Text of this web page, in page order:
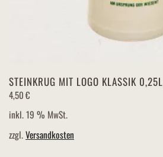
STEINKRUG MIT LOGO KLASSIK 0,25L
4,50€
inkl. 19 % MwSt.
zzgl.Versandkosten